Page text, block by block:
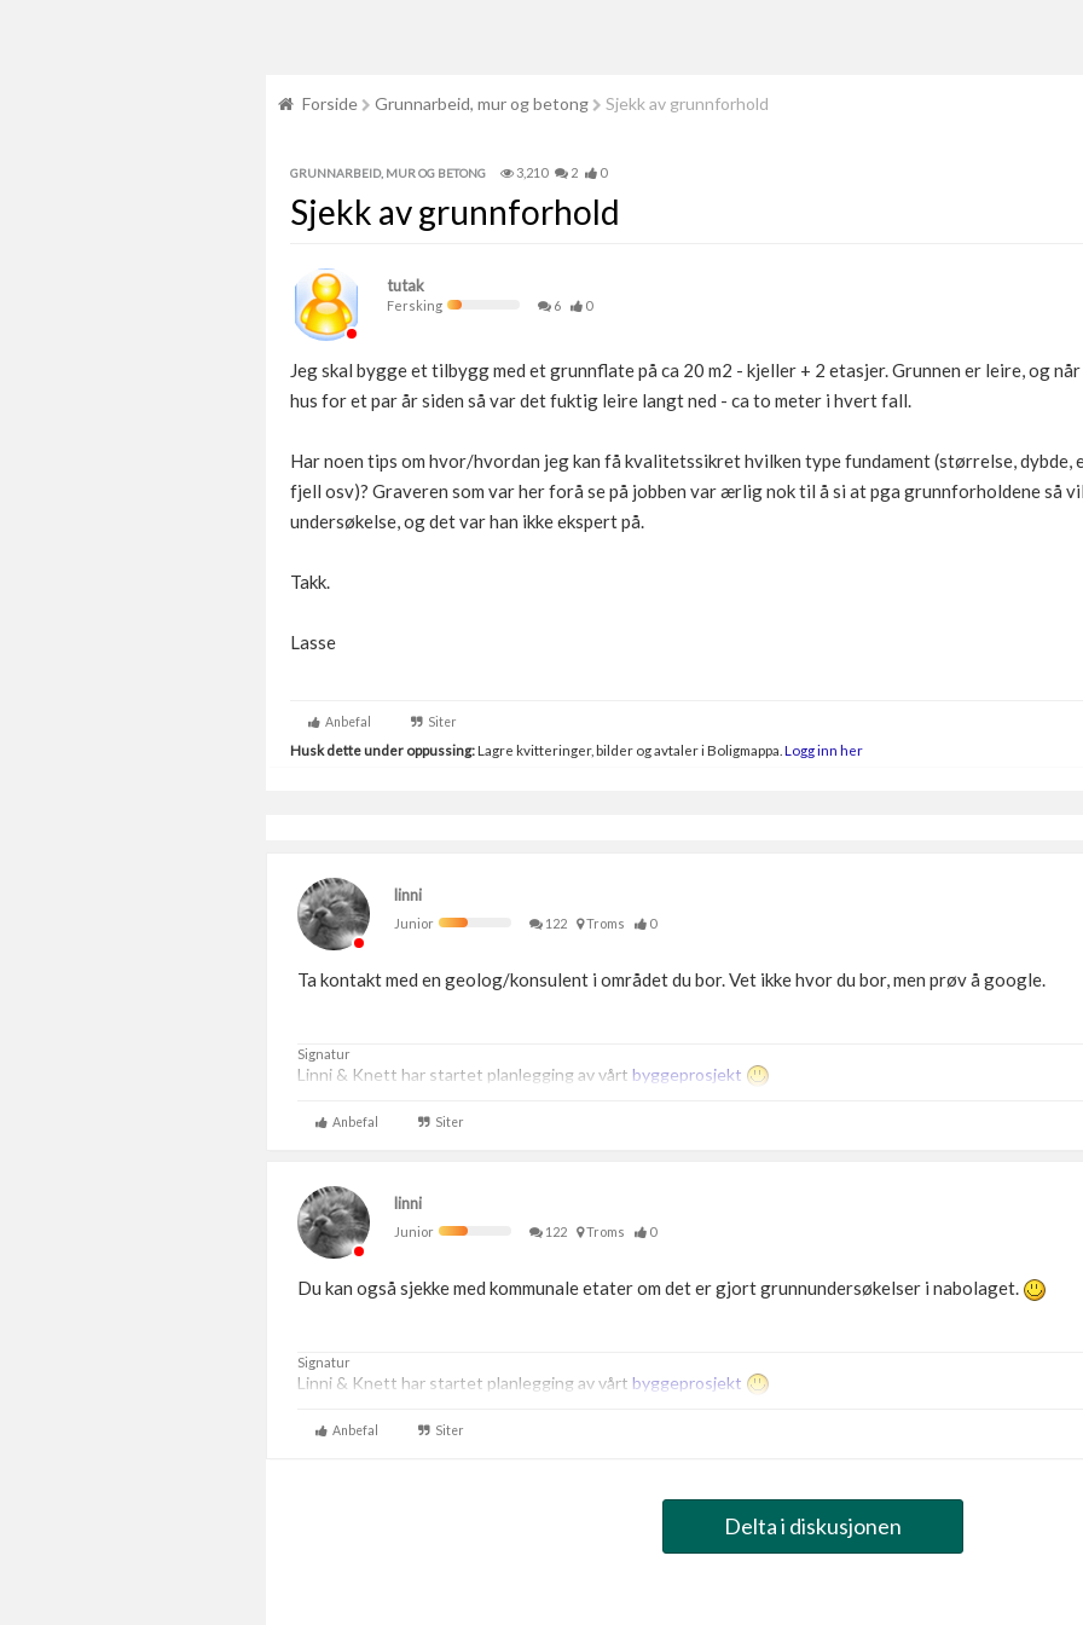
Forside Grunnarbeid, mur og betong Sjekk av grunnforhold
GRUNNARBEID, MUR OG BETONG 3,210 2 0
Sjekk av grunnforhold
tutak
Fersking 6 0
Jeg skal bygge et tilbygg med et grunnflate på ca 20 m2 - kjeller + 2 etasjer. Grunnen er leire, og
hus for et par år siden så var det fuktig leire langt ned - ca to meter i hvert fall.
Har noen tips om hvor/hvordan jeg kan få kvalitetssikret hvilken type fundament (størrelse,
fjell osv)? Graveren som var her forå se på jobben var ærlig nok til å si at pga grunnforholdene så
undersøkelse, og det var han ikke ekspert på.
Takk.
Lasse
Anbefal Siter
Husk dette under oppussing:Lagre kvitteringer, bilder og avtaler i Boligmappa. Logg inn her
linni
Junior
122 Troms 0
Ta kontakt med en geolog/konsulent i området du bor. Vet ikke hvor du bor, men prøv å google.
Signatur
Linni & Knett har startet planlegging av vårt byggeprosjekt
Anbefal Siter
linni
Junior
122 Troms 0
Du kan også sjekke med kommunale etater om det er gjort grunnundersøkelser i nabolaget.
Signatur
Linni & Knett har startet planlegging av vårt byggeprosjekt
Anbefal Siter
Delta i diskusjonen